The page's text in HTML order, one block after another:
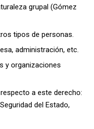
grupal (Gómez
tipos de personas.
administración, etc.
y organizaciones
a este derecho:
del Estado,